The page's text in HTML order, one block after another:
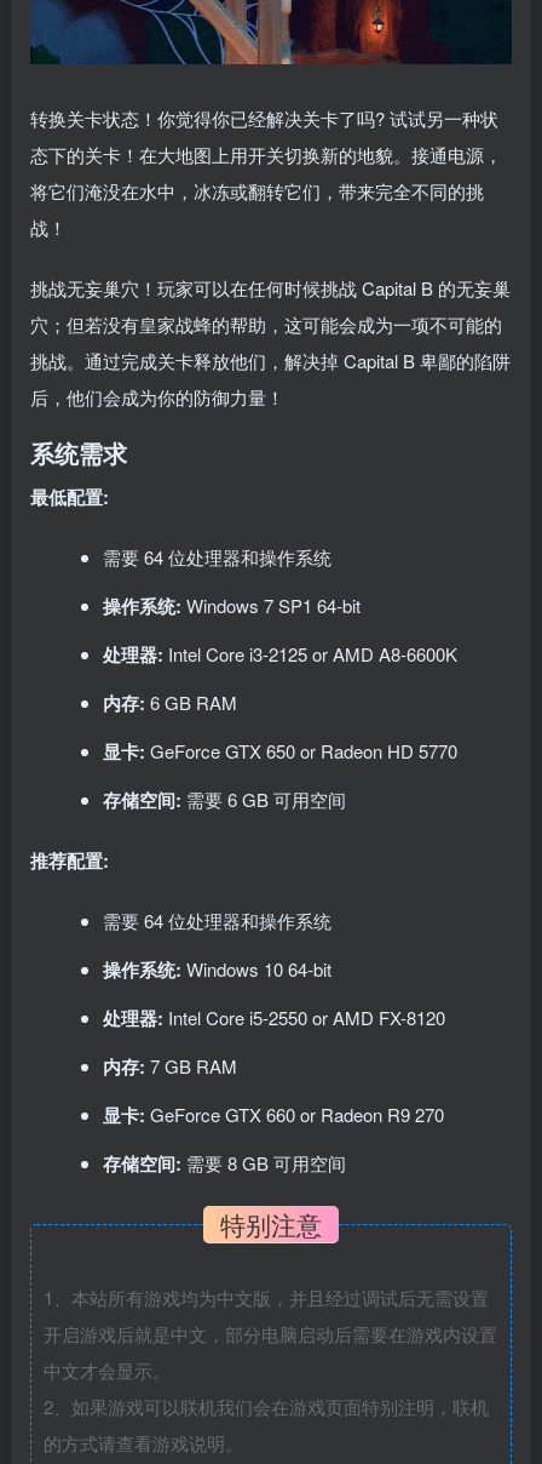
转换关卡状态！你觉得你已经解决关卡了吗? 试试另一种状
态下的关卡！在大地图上用开关切换新的地貌。接通电源，
将它们淹没在水中，冰冻或翻转它们，带来完全不同的挑
战！
挑战无妄巢穴！玩家可以在任何时候挑战 Capital B 的无妄巢
穴；但若没有皇家战蜂的帮助，这可能会成为一项不可能的
挑战。通过完成关卡释放他们，解决掉 Capital B 卑鄙的陷阱
后，他们会成为你的防御力量！
系统需求
最低配置:
需要 64 位处理器和操作系统
操作系统: Windows 7 SP1 64-bit
处理器: Intel Core i3-2125 or AMD A8-6600K
内存: 6 GB RAM
显卡: GeForce GTX 650 or Radeon HD 5770
存储空间: 需要 6 GB 可用空间
推荐配置:
需要 64 位处理器和操作系统
操作系统: Windows 10 64-bit
处理器: Intel Core i5-2550 or AMD FX-8120
内存: 7 GB RAM
显卡: GeForce GTX 660 or Radeon R9 270
存储空间: 需要 8 GB 可用空间
特别注意
1、本站所有游戏均为中文版，并且经过调试后无需设置
开启游戏后就是中文，部分电脑启动后需要在游戏内设置
中文才会显示。
2、如果游戏可以联机我们会在游戏页面特别注明，联机
的方式请查看游戏说明。